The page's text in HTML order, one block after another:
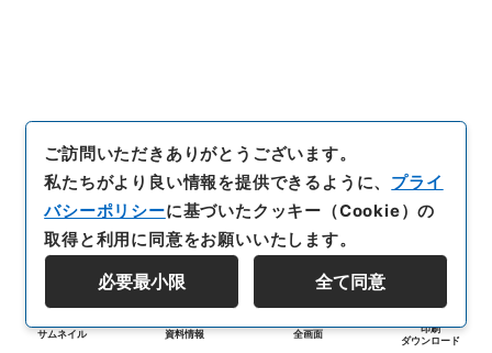
サムネイル 資料情報 全画面
印刷
ダウンロード
ご訪問いただきありがとうございます。
私たちがより良い情報を提供できるように、 プライ
バシーポリシーに基づいたクッキー（Cookie）の
取得と利用に同意をお願いいたします。
必要最小限 全て同意